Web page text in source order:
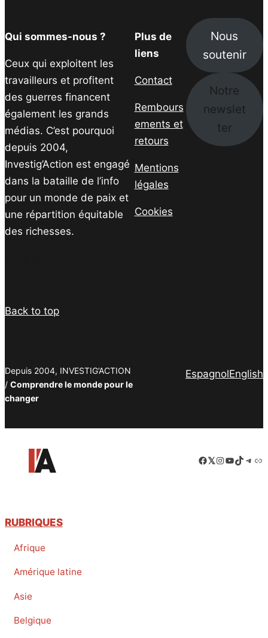
Qui sommes-nous ?
Ceux qui exploitent les
travailleurs et profitent
des guerres financent
également les grands
médias. C’est pourquoi
depuis 2004,
Investig’Action est engagé
dans la bataille de l’info
pour un monde de paix et
une répartition équitable
des richesses.
Plus de
liens
Contact
Rembours
ements et
retours
Mentions
légales
Cookies
Nous
soutenir
Notre
newslet
ter
Back to top
Depuis 2004, INVESTIG’ACTION
/ Comprendre le monde pour le
changer
EspagnolEnglish
Facebook
LinkedIn
Instagram
YouTube
TikTok
RUBRIQUES
Afrique
Amérique latine
Asie
Belgique